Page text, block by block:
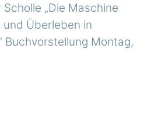
„Die Maschine
Überleben in
Buchvorstellung Montag,